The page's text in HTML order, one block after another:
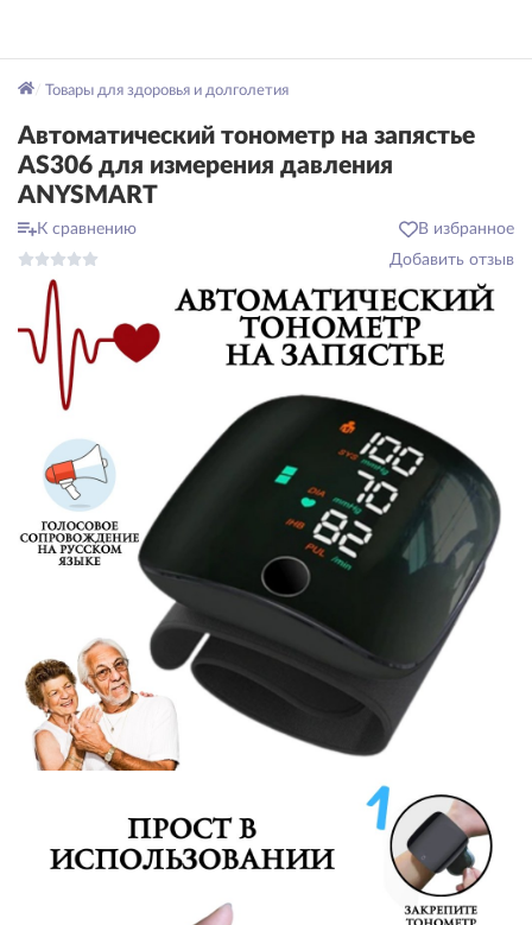
Товары для здоровья и долголетия
Автоматический тонометр на запястье
AS306 для измерения давления
ANYSMART
К сравнению
В избранное
Добавить отзыв